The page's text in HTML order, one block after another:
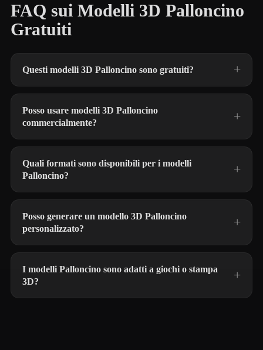
FAQ sui Modelli 3D Palloncino
Gratuiti
Questi modelli 3D Palloncino sono gratuiti?
Posso usare modelli 3D Palloncino
commercialmente?
Quali formati sono disponibili per i modelli
Palloncino?
Posso generare un modello 3D Palloncino
personalizzato?
I modelli Palloncino sono adatti a giochi o stampa
3D?